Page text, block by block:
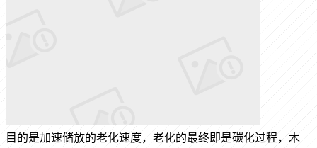
目的是加速储放的老化速度，老化的最终即是碳化过程，木